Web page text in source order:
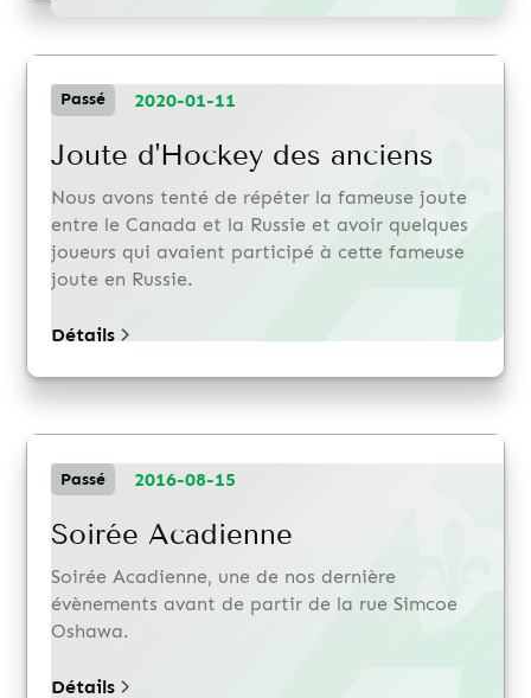
Passé 2020-01-11
Joute d'Hockey des anciens
Nous avons tenté de répéter la fameuse joute
entre le Canada et la Russie et avoir quelques
joueurs qui avaient participé à cette fameuse
joute en Russie.
Détails
Passé 2016-08-15
Soirée Acadienne
Soirée Acadienne, une de nos dernière
évènements avant de partir de la rue Simcoe
Oshawa.
Détails